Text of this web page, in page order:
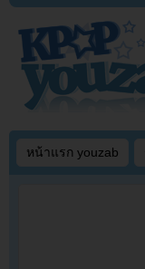
หน้าแรก youzab